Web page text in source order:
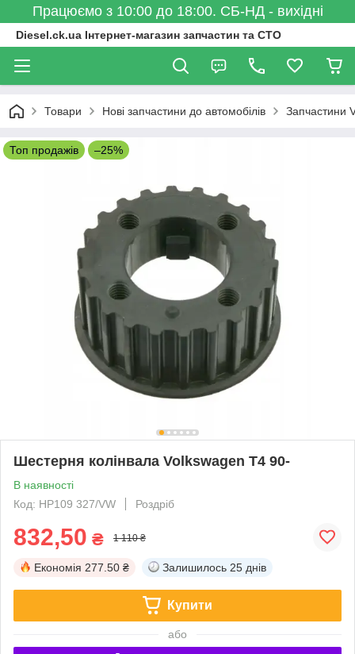
Працюємо з 10:00 до 18:00. СБ-НД - вихідні
Diesel.ck.ua Інтернет-магазин запчастин та СТО
Товари Нові запчастини до автомобілів Запчастини
Топ продажів –25%
Шестерня колінвала Volkswagen T4 90-
В наявності
Код: HP109 327/VW
Роздріб
832,50 ₴ 1 110 ₴
Економія 277.50 ₴ Залишилось 25 днів
Купити
або